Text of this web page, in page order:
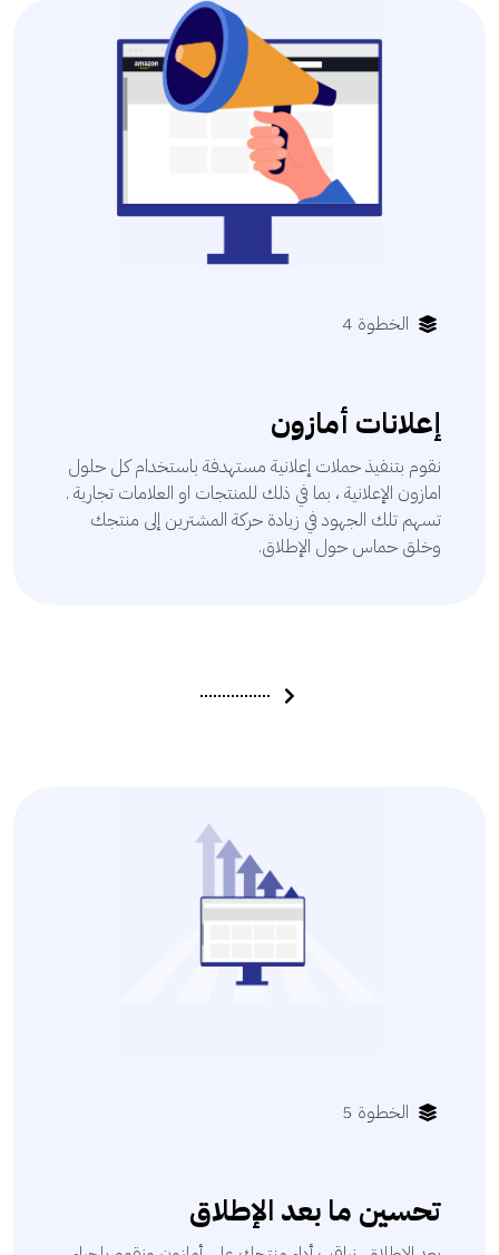
الخطوة 4
إعلانات أمازون
نقوم بتنفيذ حملات إعلانية مستهدفة باستخدام كل حلول
امازون الإعلانية ، بما في ذلك للمنتجات او العلامات تجارية .
تسهم تلك الجهود في زيادة حركة المشترين إلى منتجك
وخلق حماس حول الإطلاق.
الخطوة 5
تحسين ما بعد الإطلاق